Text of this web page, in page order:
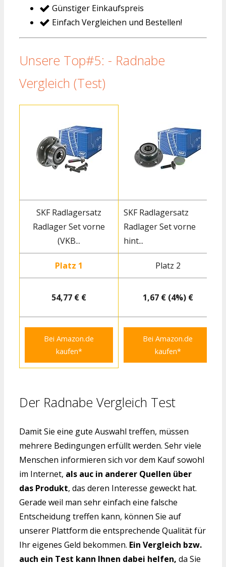
Günstiger Einkaufspreis
Einfach Vergleichen und Bestellen!
Unsere Top#5: - Radnabe
Vergleich (Test)
SKF Radlagersatz
Radlager Set vorne
(VKB...
SKF Radlagersatz
Radlager Set vorne
hint...
Platz 1 Platz 2
54,77 € € 1,67 € (4%) €
Bei Amazon.de
kaufen*
Bei Amazon.de
kaufen*
Der Radnabe Vergleich Test
Damit Sie eine gute Auswahl treffen, müssen
mehrere Bedingungen erfüllt werden. Sehr viele
Menschen informieren sich vor dem Kauf sowohl
im Internet, als auc in anderer Quellen über
das Produkt, das deren Interesse geweckt hat.
Gerade weil man sehr einfach eine falsche
Entscheidung treffen kann, können Sie auf
unserer Plattform die entsprechende Qualität für
Ihr eigenes Geld bekommen. Ein Vergleich bzw.
auch ein Test kann Ihnen dabei helfen, da Sie